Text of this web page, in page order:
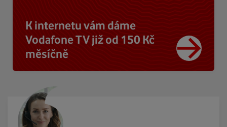
K internetu vám dáme
Vodafone TV již od 150 Kč
měsíčně